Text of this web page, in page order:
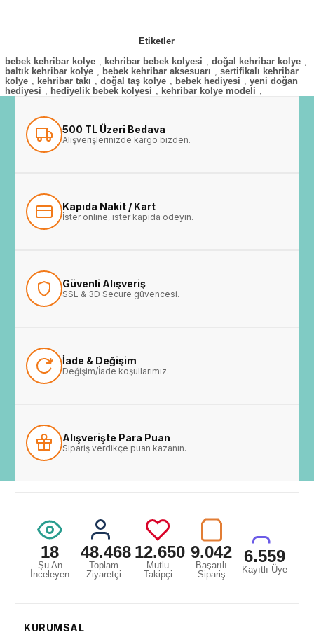
Etiketler
bebek kehribar kolye , kehribar bebek kolyesi , doğal kehribar kolye ,
baltık kehribar kolye , bebek kehribar aksesuarı , sertifikalı kehribar
kolye , kehribar takı , doğal taş kolye , bebek hediyesi , yeni doğan
hediyesi , hediyelik bebek kolyesi , kehribar kolye modeli ,
500 TL Üzeri Bedava
Alışverişlerinizde kargo bizden.
Kapıda Nakit / Kart
İster online, ister kapıda ödeyin.
Güvenli Alışveriş
SSL & 3D Secure güvencesi.
İade & Değişim
Değişim/İade koşullarımız.
Alışverişte Para Puan
Sipariş verdikçe puan kazanın.
18
Şu An
İnceleyen
48.468
Toplam
Ziyaretçi
12.650
Mutlu
Takipçi
9.042
Başarılı
Sipariş
6.559
Kayıtlı Üye
KURUMSAL